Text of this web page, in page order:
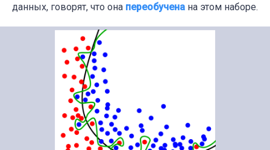
данных, говорят, что она переобучена на этом наборе.